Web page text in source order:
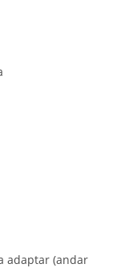
adaptar (andar